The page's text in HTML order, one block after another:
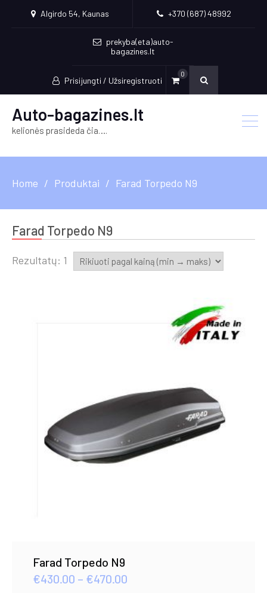
Algirdo 54, Kaunas +370 (687) 48992
prekyba(eta)auto-
bagazines.lt
Prisijungti / Užsiregistruoti
0
Auto-bagazines.lt
kelionės prasideda čia….
Home Produktai Farad Torpedo N9
Farad Torpedo N9
Rezultatų: 1
Farad Torpedo N9
€430.00 – €470.00